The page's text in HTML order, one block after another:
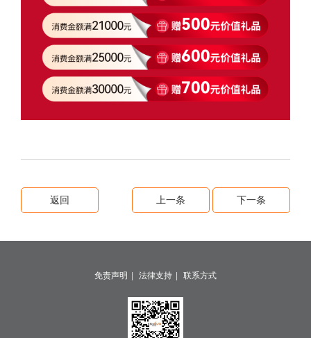
返回 上一条 下一条
免责声明 | 法律支持 | 联系方式